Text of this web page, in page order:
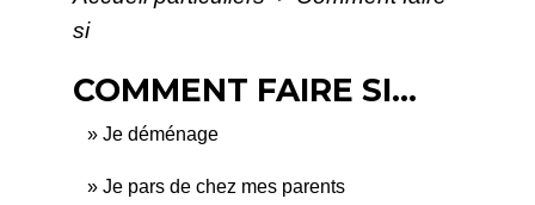
si
COMMENT FAIRE SI...
Je déménage
Je pars de chez mes parents